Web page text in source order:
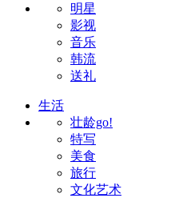
明星
影视
音乐
韩流
送礼
生活
壮龄go!
特写
美食
旅行
文化艺术